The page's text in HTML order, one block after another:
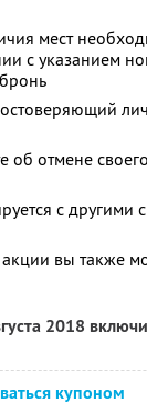
мест
с указанием
отмене
с
вы также
2018
купоном